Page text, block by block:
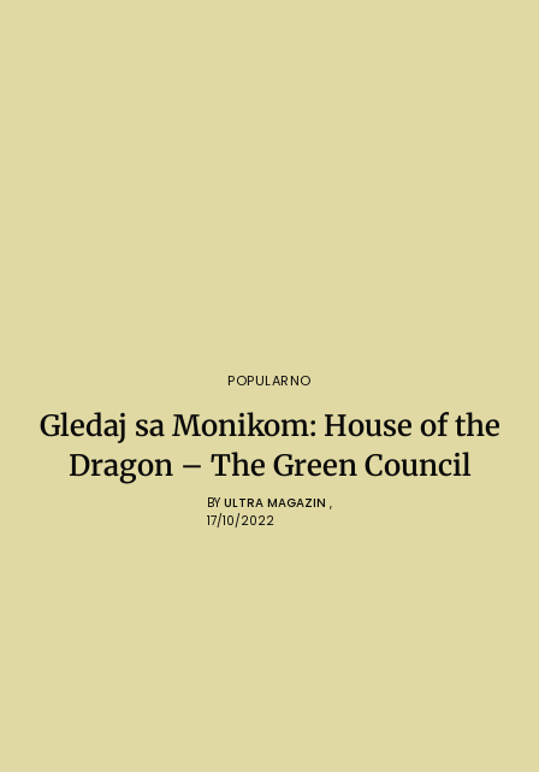
POPULARNO
Gledaj sa Monikom: House of the
Dragon – The Green Council
BY ULTRA MAGAZIN ,
17/10/2022